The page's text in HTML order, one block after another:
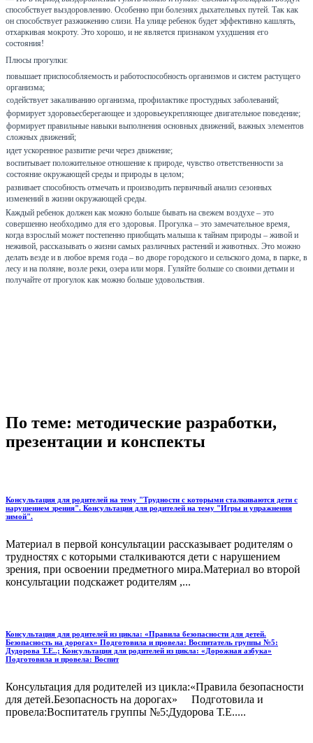
способствует выздоровлению. Особенно при болезнях дыхательных путей. Так как
он способствует разжижению слизи. На улице ребенок будет эффективно кашлять,
отхаркивая мокроту. Это хорошо, и не является признаком ухудшения его
состояния!
Плюсы прогулки:
повышает приспособляемость и работоспособность организмов и систем растущего
организма;
содействует закаливанию организма, профилактике простудных заболеваний;
формирует здоровьесберегающее и здоровьеукрепляющее двигательное поведение;
формирует правильные навыки выполнения основных движений, важных элементов
сложных движений;
идет ускоренное развитие речи через движение;
воспитывает положительное отношение к природе, чувство ответственности за
состояние окружающей среды и природы в целом;
развивает способность отмечать и производить первичный анализ сезонных
изменений в жизни окружающей среды.
Каждый ребенок должен как можно больше бывать на свежем воздухе – это
совершенно необходимо для его здоровья. Прогулка – это замечательное время,
когда взрослый может постепенно приобщать малыша к тайнам природы – живой и
неживой, рассказывать о жизни самых различных растений и животных. Это можно
делать везде и в любое время года – во дворе городского и сельского дома, в парке, в
лесу и на поляне, возле реки, озера или моря. Гуляйте больше со своими детьми и
получайте от прогулок как можно больше удовольствия.
По теме: методические разработки,
презентации и конспекты
Консультация для родителей на тему "Трудности с которыми сталкиваются дети с
нарушением зрения". Консультация для родителей на тему "Игры и упражнения
зимой".
Материал в первой консультации рассказывает родителям о
трудностях с которыми сталкиваются дети с нарушением
зрения, при освоении предметного мира.Материал во второй
консультации подскажет родителям ,...
Консультация для родителей из цикла: «Правила безопасности для детей.
Безопасность на дорогах» Подготовила и провела: Воспитатель группы №5:
Дудорова Т.Е..; Консультация для родителей из цикла: «Дорожная азбука»
Подготовила и провела: Воспит
Консультация для родителей из цикла:«Правила безопасности
для детей.Безопасность на дорогах» Подготовила и
провела:Воспитатель группы №5:Дудорова Т.Е.....